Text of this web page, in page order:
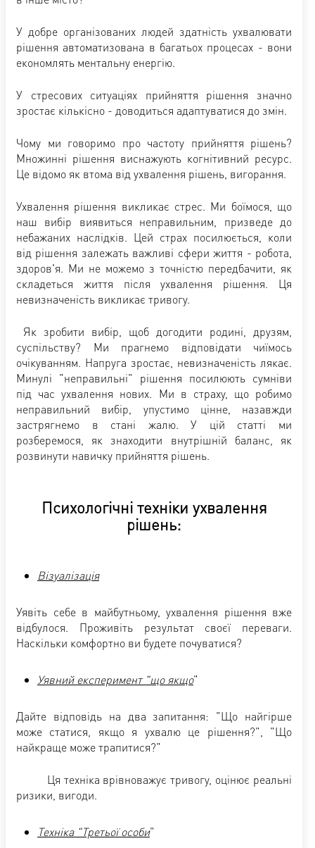
У добре організованих людей здатність ухвалювати
рішення автоматизована в багатьох процесах - вони
економлять ментальну енергію.
У стресових ситуаціях прийняття рішення значно
зростає кількісно - доводиться адаптуватися до змін.
Чому ми говоримо про частоту прийняття рішень?
Множинні рішення виснажують когнітивний ресурс.
Це відомо як втома від ухвалення рішень, вигорання.
Ухвалення рішення викликає стрес. Ми боїмося, що
наш вибір виявиться неправильним, призведе до
небажаних наслідків. Цей страх посилюється, коли
від рішення залежать важливі сфери життя - робота,
здоров'я. Ми не можемо з точністю передбачити, як
складеться життя після ухвалення рішення. Ця
невизначеність викликає тривогу.
Як зробити вибір, щоб догодити родині, друзям,
суспільству? Ми прагнемо відповідати чиїмось
очікуванням. Напруга зростає, невизначеність лякає.
Минулі "неправильні" рішення посилюють сумніви
під час ухвалення нових. Ми в страху, що робимо
неправильний вибір, упустимо цінне, назавжди
застрягнемо в стані жалю. У цій статті ми
розберемося, як знаходити внутрішній баланс, як
розвинути навичку прийняття рішень.
Психологічні техніки ухвалення
рішень:
Візуалізація
Уявіть себе в майбутньому, ухвалення рішення вже
відбулося. Проживіть результат своєї переваги.
Наскільки комфортно ви будете почуватися?
Уявний експеримент "що якщо"
Дайте відповідь на два запитання: "Що найгірше
може статися, якщо я ухвалю це рішення?", "Що
найкраще може трапитися?"
Ця техніка врівноважує тривогу, оцінює реальні
ризики, вигоди.
Техніка "Третьої особи"